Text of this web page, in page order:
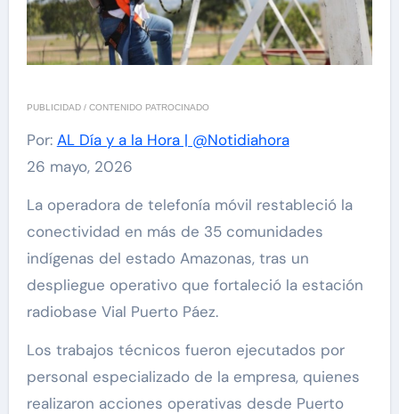
PUBLICIDAD / CONTENIDO PATROCINADO
Por: AL Día y a la Hora | @Notidiahora
26 mayo, 2026
La operadora de telefonía móvil restableció la
conectividad en más de 35 comunidades
indígenas del estado Amazonas, tras un
despliegue operativo que fortaleció la estación
radiobase Vial Puerto Páez.
Los trabajos técnicos fueron ejecutados por
personal especializado de la empresa, quienes
realizaron acciones operativas desde Puerto